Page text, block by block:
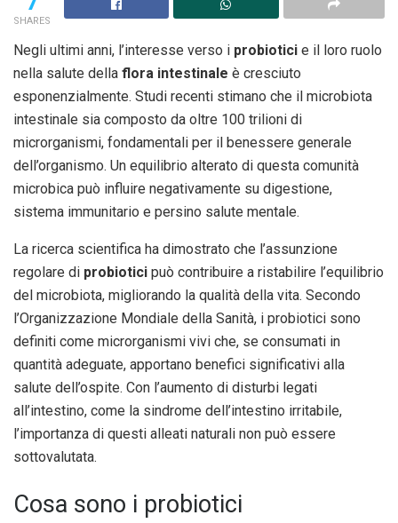
SHARES
Negli ultimi anni, l’interesse verso i probiotici e il loro ruolo
nella salute della flora intestinale è cresciuto
esponenzialmente. Studi recenti stimano che il microbiota
intestinale sia composto da oltre 100 trilioni di
microrganismi, fondamentali per il benessere generale
dell’organismo. Un equilibrio alterato di questa comunità
microbica può influire negativamente su digestione,
sistema immunitario e persino salute mentale.
La ricerca scientifica ha dimostrato che l’assunzione
regolare di probiotici può contribuire a ristabilire l’equilibrio
del microbiota, migliorando la qualità della vita. Secondo
l’Organizzazione Mondiale della Sanità, i probiotici sono
definiti come microrganismi vivi che, se consumati in
quantità adeguate, apportano benefici significativi alla
salute dell’ospite. Con l’aumento di disturbi legati
all’intestino, come la sindrome dell’intestino irritabile,
l’importanza di questi alleati naturali non può essere
sottovalutata.
Cosa sono i probiotici